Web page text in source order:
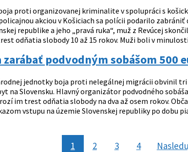
proti organizovanej kriminalite v spolupráci s
akciou v Košiciach sa polícii podarilo
republike a jeho „pravá ruka“, muž z Revúcej
odňatia slobody 10 až 15 rokov. Muži boli v minulosti
zarábať podvodným sobášom 500
jednotky boja proti nelegálnej migrácii obvinil
na Slovensku. Hlavný organizátor podvodného
im trest odňatia slobody na dva až osem rokov.
vstupu na územie Slovenskej republiky po dobu
1 2 3 4